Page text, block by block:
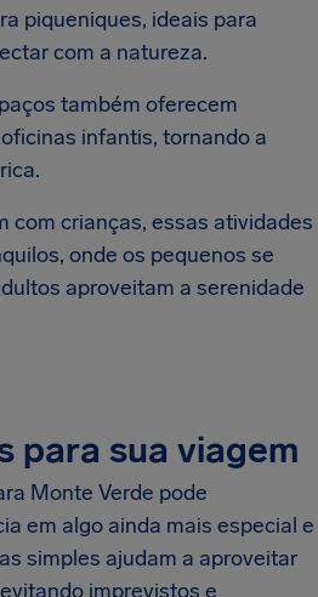
piqueniques, ideais para
com a natureza.
também oferecem
infantis, tornando a
com crianças, essas atividades
onde os pequenos se
aproveitam a serenidade
para sua viagem
Monte Verde pode
em algo ainda mais especial e
simples ajudam a aproveitar
imprevistos e